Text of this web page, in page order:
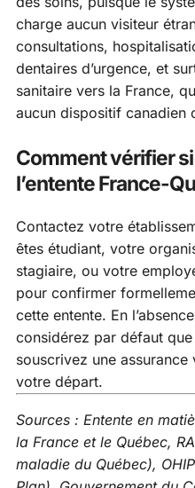
charge aucun visiteur
consultations,
dentaires d’urgence, et
sanitaire vers la France,
aucun dispositif canadien
Comment vérifier
l’entente France-
Contactez votre
êtes étudiant, votre
stagiaire, ou votre
pour confirmer
cette entente. En
considérez par défaut
souscrivez une
votre départ.
Sources : Entente en
la France et le Québec,
maladie du Québec),